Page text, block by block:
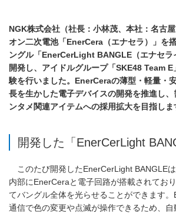
NGK株式会社（社長：小林茂、本社：名古
オン二次電池「EnerCera（エナセラ）」を
ングル「EnerCerLight BANGLE（エナセラ
開発し、アイドルグループ「SKE48 Team
験を行いました。EnerCeraの薄型・軽量・
長を生かした電子デバイスの開発を推進し
ンタメ関連アイテムへの採用拡大を目指しま
開発した「EnerCerLight
このたび開発したEnerCerLight BANGLE
内部にEnerCeraと電子回路が搭載されてお
てバングル全体を光らせることができます
通信で色の変更や点滅が操作できるため、